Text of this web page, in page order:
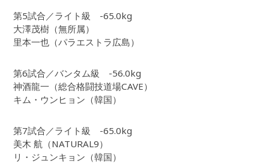
第5試合／ライト級 -65.0kg
大澤茂樹（無所属）
里本一也（パラエストラ広島）
第6試合／バンタム級 -56.0kg
神酒龍一（総合格闘技道場CAVE）
キム・ウンヒョン（韓国）
第7試合／ライト級 -65.0kg
美木 航（NATURAL9）
リ・ジュンキョン（韓国）